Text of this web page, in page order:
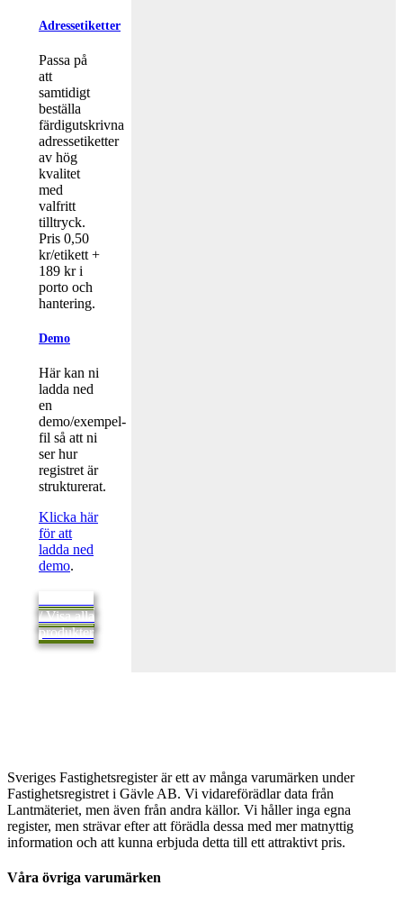
Adressetiketter
Passa på
att
samtidigt
beställa
färdigutskrivna
adressetiketter
av hög
kvalitet
med
valfritt
tilltryck.
Pris 0,50
kr/etikett +
189 kr i
porto och
hantering.
Demo
Här kan ni
ladda ned
en
demo/exempel-
fil så att ni
ser hur
registret är
strukturerat.
Klicka här
för att
ladda ned
demo.
/ Visa alla
produkter
Sveriges Fastighetsregister är ett av många varumärken under
Fastighetsregistret i Gävle AB. Vi vidareförädlar data från
Lantmäteriet, men även från andra källor. Vi håller inga egna
register, men strävar efter att förädla dessa med mer matnyttig
information och att kunna erbjuda detta till ett attraktivt pris.
Våra övriga varumärken